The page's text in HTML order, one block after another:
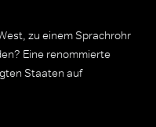
zu einem Sprachrohr
Eine renommierte
Staaten auf